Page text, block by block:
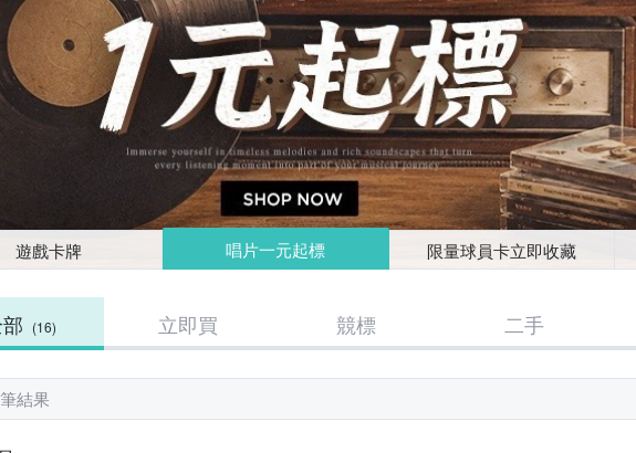
遊戲卡牌 唱片一元起標 限量球員卡立即收藏
(16) 立即買 競標 二手
結果